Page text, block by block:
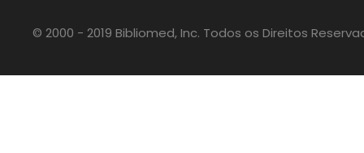
© 2000 - 2019 Bibliomed, Inc. Todos os Direitos